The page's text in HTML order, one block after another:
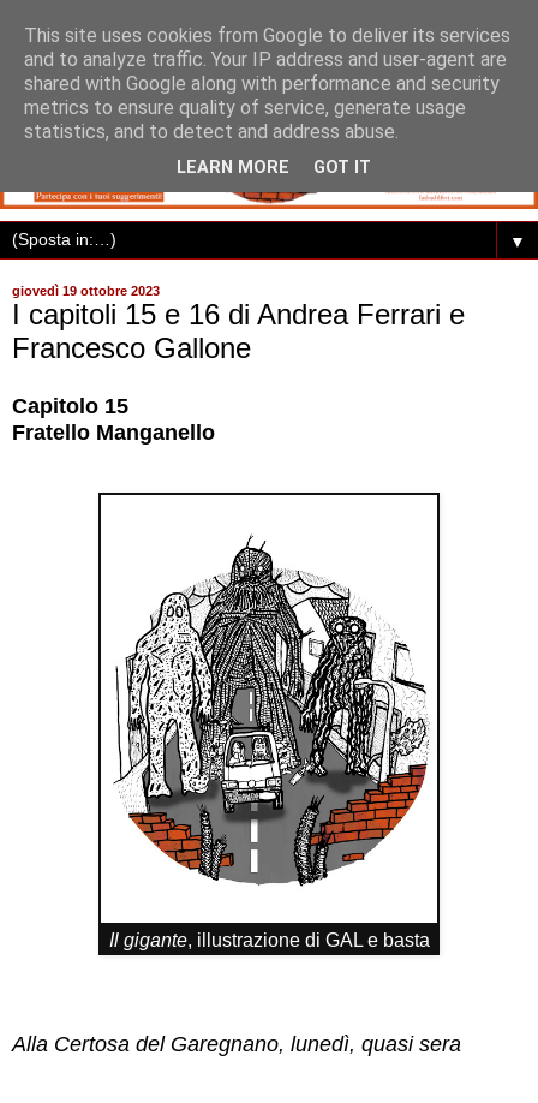
▼
giovedì 19 ottobre 2023
I capitoli 15 e 16 di Andrea Ferrari e
Francesco Gallone
Capitolo 15
Fratello Manganello
Il gigante, illustrazione di GAL e basta
Alla Certosa del Garegnano, lunedì, quasi sera
This site uses cookies from Google to deliver its services
and to analyze traffic. Your IP address and user-agent are
shared with Google along with performance and security
metrics to ensure quality of service, generate usage
statistics, and to detect and address abuse.
LEARN MORE GOT IT